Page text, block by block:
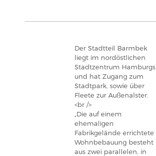
Der Stadtteil Barmbek
liegt im nordöstlichen
Stadtzentrum Hamburgs
und hat Zugang zum
Stadtpark, sowie über
Fleete zur Außenalster.
<br />
„Die auf einem
ehemaligen
Fabrikgelände errichtete
Wohnbebauung besteht
aus zwei parallelen, in